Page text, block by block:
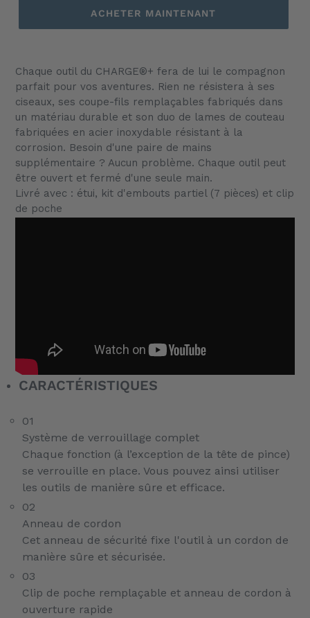
ACHETER MAINTENANT
d'un
produit
à
panier
Chaque outil du CHARGE®+ fera de lui le compagnon
parfait pour vos aventures. Rien ne résistera à ses
ciseaux, ses coupe-fils remplaçables fabriqués dans
un matériau durable et son duo de lames de couteau
fabriquées en acier inoxydable résistant à la
corrosion. Besoin d'une paire de mains
supplémentaire ? Aucun problème. Chaque outil peut
être ouvert et fermé d'une seule main.
Livré avec : étui, kit d'embouts partiel (7 pièces) et clip
de poche
CARACTÉRISTIQUES
01
Système de verrouillage complet
Chaque fonction (à l’exception de la tête de pince)
se verrouille en place. Vous pouvez ainsi utiliser
les outils de manière sûre et efficace.
02
Anneau de cordon
Cet anneau de sécurité fixe l'outil à un cordon de
manière sûre et sécurisée.
03
Clip de poche remplaçable et anneau de cordon à
ouverture rapide